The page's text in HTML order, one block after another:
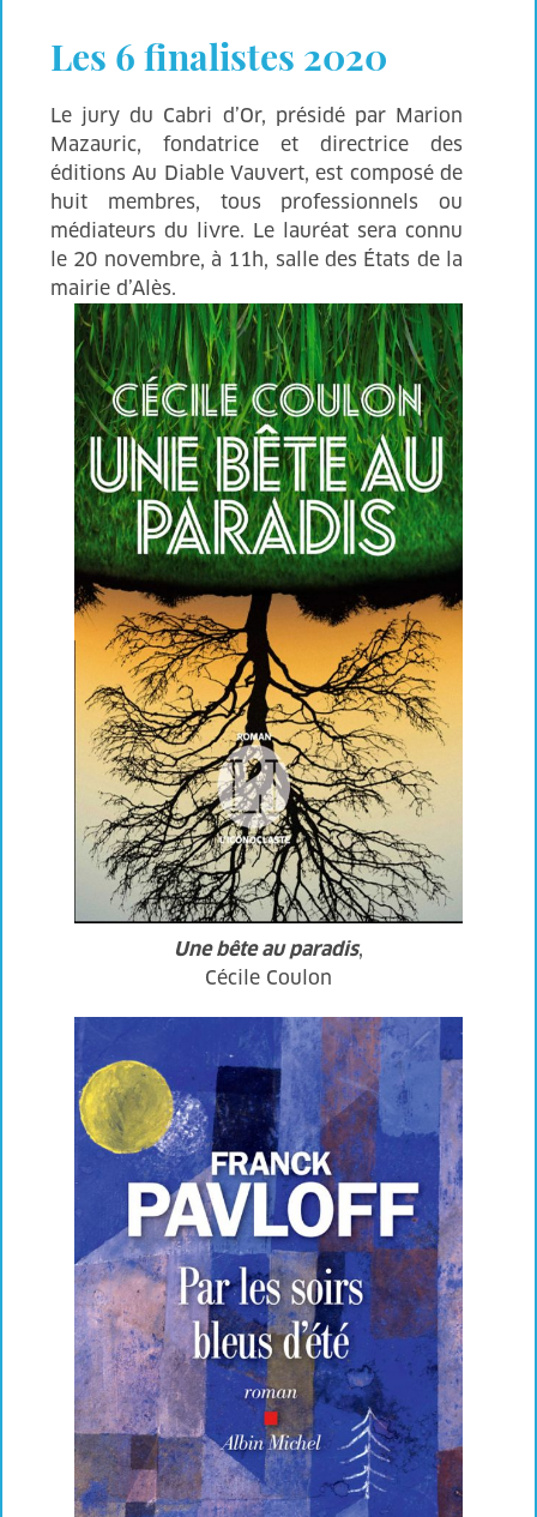
Les 6 finalistes 2020
Le jury du Cabri d’Or, présidé par Marion
Mazauric, fondatrice et directrice des
éditions Au Diable Vauvert, est composé de
huit membres, tous professionnels ou
médiateurs du livre. Le lauréat sera connu
le 20 novembre, à 11h, salle des États de la
mairie d’Alès.
Une bête au paradis,
Cécile Coulon